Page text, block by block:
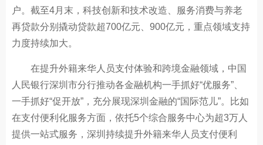
户。截至4月末，科技创新和技术改造、服务消费与养老
再贷款分别撬动贷款超700亿元、900亿元，重点领域支持
力度持续加大。
在提升外籍来华人员支付体验和跨境金融领域，中国
人民银行深圳市分行推动各金融机构一手抓好“优服务”、
一手抓好“促开放”，充分展现深圳金融的“国际范儿”。比如
在支付便利化服务方面，依托5个综合服务中心为超3万人
提供一站式服务，深圳持续提升外籍来华人员支付便利